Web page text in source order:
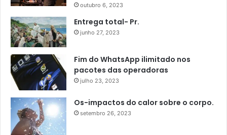
outubro 6, 2023
Entrega total- Pr.
junho 27, 2023
Fim do WhatsApp ilimitado nos
pacotes das operadoras
julho 23, 2023
Os-impactos do calor sobre o corpo.
setembro 26, 2023